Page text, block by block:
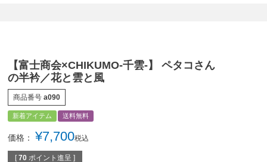
【富士商会×CHIKUMO-千雲-】 ペタコさん
の半衿／花と雲と風
商品番号 a090
新着アイテム 送料無料
価格： ¥7,700税込
[ 70 ポイント進呈 ]